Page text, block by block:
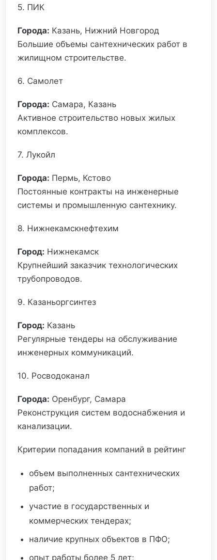
5. ПИК
Города: Казань, Нижний Новгород
Большие объемы сантехнических работ в
жилищном строительстве.
6. Самолет
Города: Самара, Казань
Активное строительство новых жилых
комплексов.
7. Лукойл
Города: Пермь, Кстово
Постоянные контракты на инженерные
системы и промышленную сантехнику.
8. Нижнекамскнефтехим
Город: Нижнекамск
Крупнейший заказчик технологических
трубопроводов.
9. Казаньоргсинтез
Город: Казань
Регулярные тендеры на обслуживание
инженерных коммуникаций.
10. Росводоканал
Города: Оренбург, Самара
Реконструкция систем водоснабжения и
канализации.
Критерии попадания компаний в рейтинг
объем выполненных сантехнических
работ;
участие в государственных и
коммерческих тендерах;
наличие крупных объектов в ПФО;
опыт работы более 5 лет;